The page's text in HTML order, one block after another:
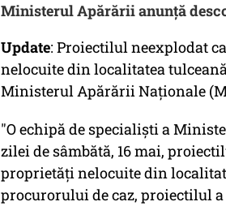
Ministerul Apărării anunță
Update: Proiectilul neexplodat
nelocuite din localitatea
Ministerul Apărării Naţionale
"O echipă de specialişti a
zilei de sâmbătă, 16 mai,
proprietăţi nelocuite din
procurorului de caz, proiectilul